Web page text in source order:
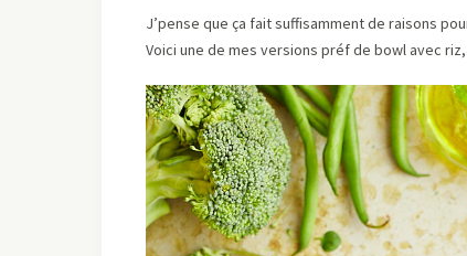
J’pense que ça fait suffisamment de raisons
Voici une de mes versions préf de bowl avec